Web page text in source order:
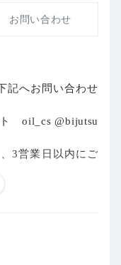
お問い合わせ
記へお問い合わせ
トoil_cs @bijutsu
3営業日以内にご